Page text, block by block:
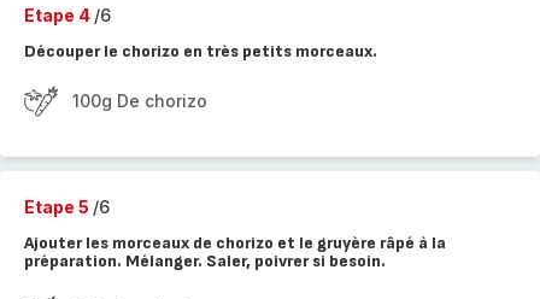
Etape 4 /6
Découper le chorizo en très petits morceaux.
100g De chorizo
Etape 5 /6
Ajouter les morceaux de chorizo et le gruyère râpé à la
préparation. Mélanger. Saler, poivrer si besoin.